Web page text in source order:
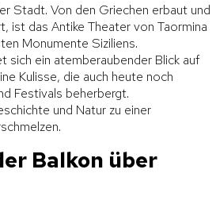
Stadt. Von den Griechen erbaut und
ist das Antike Theater von Taormina
Monumente Siziliens.
sich ein atemberaubender Blick auf
Kulisse, die auch heute noch
Festivals beherbergt.
und Natur zu einer
Balkon über